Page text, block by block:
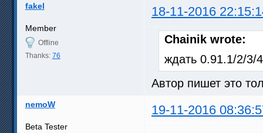
fakel 18-11-2016
Member
Offline
Thanks: 76
Chainik wrote:
ждать 0.91.1/2/3/
Автор пишет это
nemoW 19-11-2016
Beta Tester